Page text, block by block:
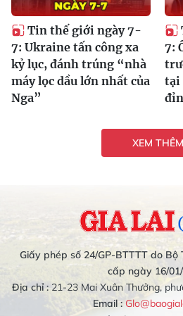
Tin thế giới ngày 7-
7: Ukraine tấn công xa
kỷ lục, đánh trúng “nhà
máy lọc dầu lớn nhất của
Nga”
7:
tại
XEM THÊM
Giấy phép số 24/GP-BTTTT do
cấp ngày 16/
Địa chỉ :21-23 Mai Xuân Thưởng,
Email :